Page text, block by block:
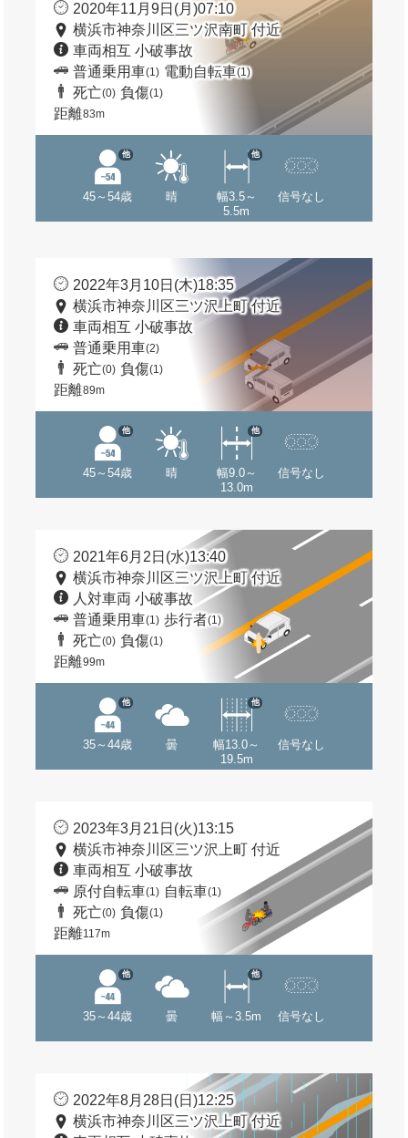
2020年11月9日(月)07:10
横浜市神奈川区三ツ沢南町 付近
車両相互 小破事故
普通乗用車(1) 電動自転車(1)
死亡(0) 負傷(1)
距離83m
45～54歳
他
晴
幅3.5～
5.5m
他
信号なし
2022年3月10日(木)18:35
横浜市神奈川区三ツ沢上町 付近
車両相互 小破事故
普通乗用車(2)
死亡(0) 負傷(1)
距離89m
45～54歳
他
晴
幅9.0～
13.0m
他
信号なし
2021年6月2日(水)13:40
横浜市神奈川区三ツ沢上町 付近
人対車両 小破事故
普通乗用車(1) 歩行者(1)
死亡(0) 負傷(1)
距離99m
35～44歳
他
曇
幅13.0～
19.5m
他
信号なし
2023年3月21日(火)13:15
横浜市神奈川区三ツ沢上町 付近
車両相互 小破事故
原付自転車(1) 自転車(1)
死亡(0) 負傷(1)
距離117m
35～44歳
他
曇 幅～3.5m
他
信号なし
2022年8月28日(日)12:25
横浜市神奈川区三ツ沢上町 付近